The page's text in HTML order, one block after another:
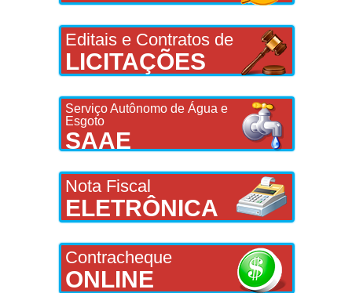
Editais e Contratos de
LICITAÇÕES
Serviço Autônomo de Água e
Esgoto
SAAE
Nota Fiscal
ELETRÔNICA
Contracheque
ONLINE